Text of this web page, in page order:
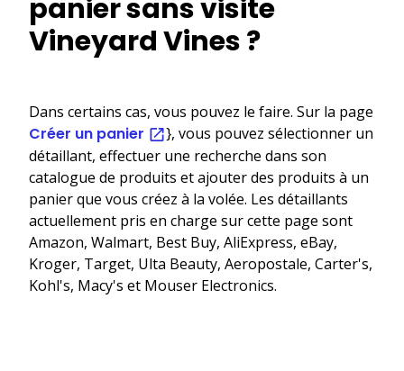
panier sans visite
Vineyard Vines ?
Dans certains cas, vous pouvez le faire. Sur la page
Créer un panier
}, vous pouvez sélectionner un
détaillant, effectuer une recherche dans son
catalogue de produits et ajouter des produits à un
panier que vous créez à la volée. Les détaillants
actuellement pris en charge sur cette page sont
Amazon, Walmart, Best Buy, AliExpress, eBay,
Kroger, Target, Ulta Beauty, Aeropostale, Carter's,
Kohl's, Macy's et Mouser Electronics.